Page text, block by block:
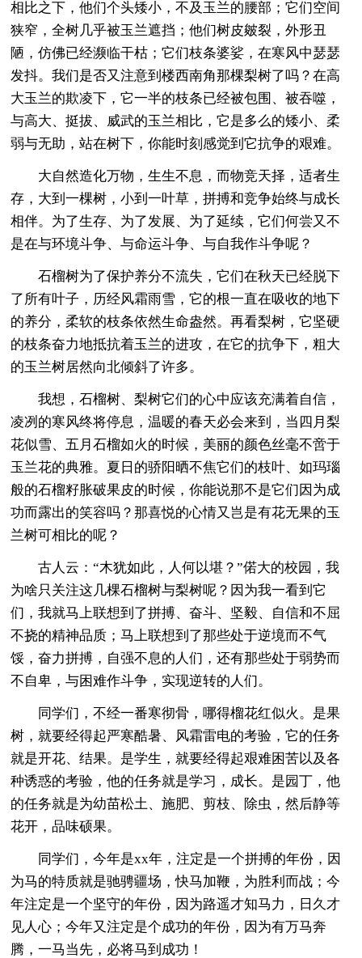
相比之下，他们个头矮小，不及玉兰的腰部；它们空间
狭窄，全树几乎被玉兰遮挡；他们树皮皴裂，外形丑
陋，仿佛已经濒临干枯；它们枝条婆娑，在寒风中瑟瑟
发抖。我们是否又注意到楼西南角那棵梨树了吗？在高
大玉兰的欺凌下，它一半的枝条已经被包围、被吞噬，
与高大、挺拔、威武的玉兰相比，它是多么的矮小、柔
弱与无助，站在树下，你能时刻感觉到它抗争的艰难。
大自然造化万物，生生不息，而物竞天择，适者生
存，大到一棵树，小到一叶草，拼搏和竞争始终与成长
相伴。为了生存、为了发展、为了延续，它们何尝又不
是在与环境斗争、与命运斗争、与自我作斗争呢？
石榴树为了保护养分不流失，它们在秋天已经脱下
了所有叶子，历经风霜雨雪，它的根一直在吸收的地下
的养分，柔软的枝条依然生命盎然。再看梨树，它坚硬
的枝条奋力地抵抗着玉兰的进攻，在它的抗争下，粗大
的玉兰树居然向北倾斜了许多。
我想，石榴树、梨树它们的心中应该充满着自信，
凌冽的寒风终将停息，温暖的春天必会来到，当四月梨
花似雪、五月石榴如火的时候，美丽的颜色丝毫不啻于
玉兰花的典雅。夏日的骄阳晒不焦它们的枝叶、如玛瑙
般的石榴籽胀破果皮的时候，你能说那不是它们因为成
功而露出的笑容吗？那喜悦的心情又岂是有花无果的玉
兰树可相比的呢？
古人云：“木犹如此，人何以堪？”偌大的校园，我
为啥只关注这几棵石榴树与梨树呢？因为我一看到它
们，我就马上联想到了拼搏、奋斗、坚毅、自信和不屈
不挠的精神品质；马上联想到了那些处于逆境而不气
馁，奋力拼搏，自强不息的人们，还有那些处于弱势而
不自卑，与困难作斗争，实现逆转的人们。
同学们，不经一番寒彻骨，哪得榴花红似火。是果
树，就要经得起严寒酷暑、风霜雷电的考验，它的任务
就是开花、结果。是学生，就要经得起艰难困苦以及各
种诱惑的考验，他的任务就是学习，成长。是园丁，他
的任务就是为幼苗松土、施肥、剪枝、除虫，然后静等
花开，品味硕果。
同学们，今年是xx年，注定是一个拼搏的年份，因
为马的特质就是驰骋疆场，快马加鞭，为胜利而战；今
年注定是一个坚守的年份，因为路遥才知马力，日久才
见人心；今年又注定是个成功的年份，因为有万马奔
腾，一马当先，必将马到成功！